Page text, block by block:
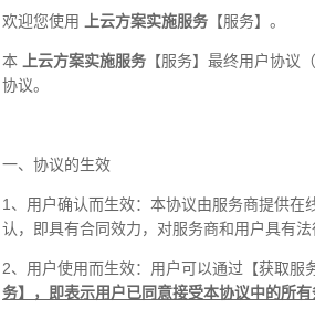
欢迎您使用 上云方案实施服务 【服务】。
本 上云方案实施服务 【服务】最终用户协议（
协议。
一、协议的生效
1 、用户确认而生效：本协议由服务商提供
认，即具有合同效力，对服务商和用户具有法
2、用户使用而生效：用户可以通过【获取服
务】，即表示用户已同意接受本协议中的所